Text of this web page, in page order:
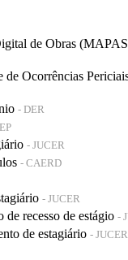
de Obras
de Ocorrências
- DER
- JUCER
- CAERD
- JUCER
de recesso de estágio -
de estagiário - JUCER